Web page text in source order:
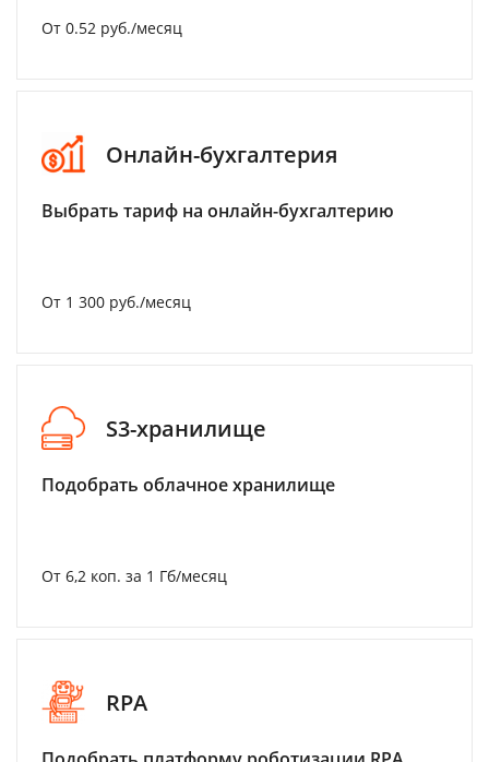
От 0.52 руб./месяц
Онлайн-бухгалтерия
Выбрать тариф на онлайн-бухгалтерию
От 1 300 руб./месяц
S3-хранилище
Подобрать облачное хранилище
От 6,2 коп. за 1 Гб/месяц
RPA